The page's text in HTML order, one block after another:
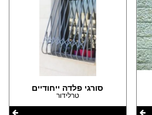
סורגי פלדה ייחודיים
טרלידור